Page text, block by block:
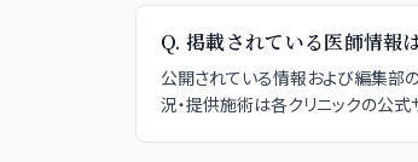
Q. 掲載されている医師情報
公開されている情報および編集部
況・提供施術は各クリニックの公式